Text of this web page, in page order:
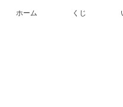
ホーム くじ